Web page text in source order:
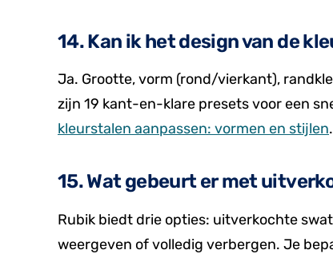
14. Kan ik het design van de
Ja. Grootte, vorm (rond/vierkant),
zijn 19 kant-en-klare presets voor een
kleurstalen aanpassen: vormen en stijlen.
15. Wat gebeurt er met
Rubik biedt drie opties: uitverkochte
weergeven of volledig verbergen. Je